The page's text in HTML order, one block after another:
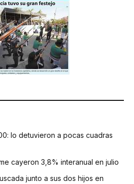
lo detuvieron a pocas cuadras
cayeron 3,8% interanual en julio
junto a sus dos hijos en